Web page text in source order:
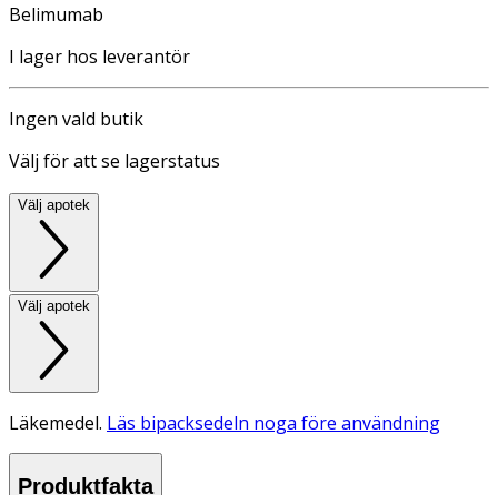
Belimumab
I lager hos leverantör
Ingen vald butik
Välj för att se lagerstatus
Välj apotek
Välj apotek
Läkemedel. Läs bipacksedeln noga före användning
Produktfakta